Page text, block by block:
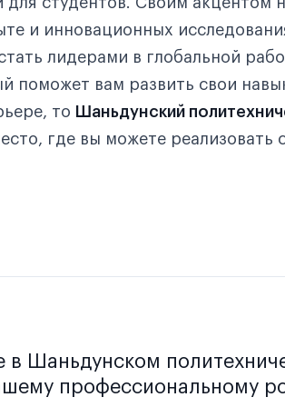
и инновационных
лидерами в глобальной
поможет вам развить свои
то Шаньдунский
где вы можете реализовать
в Шаньдунском
профессиональному